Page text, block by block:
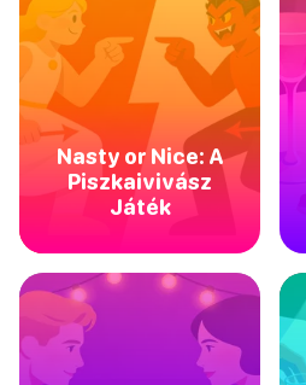
Nasty or Nice: A
Piszkaivivász
Játék